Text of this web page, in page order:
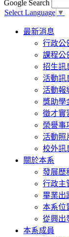
Google Search
Select Language ▼
Toggle
navigation
最新消息
行政公
課程公
招生訊
活動訊
活動報
獎助學
徵才實
榮譽事
活動照
校外訊
關於本系
發展歷
行政主
畢業出
本系位
從興出
本系成員